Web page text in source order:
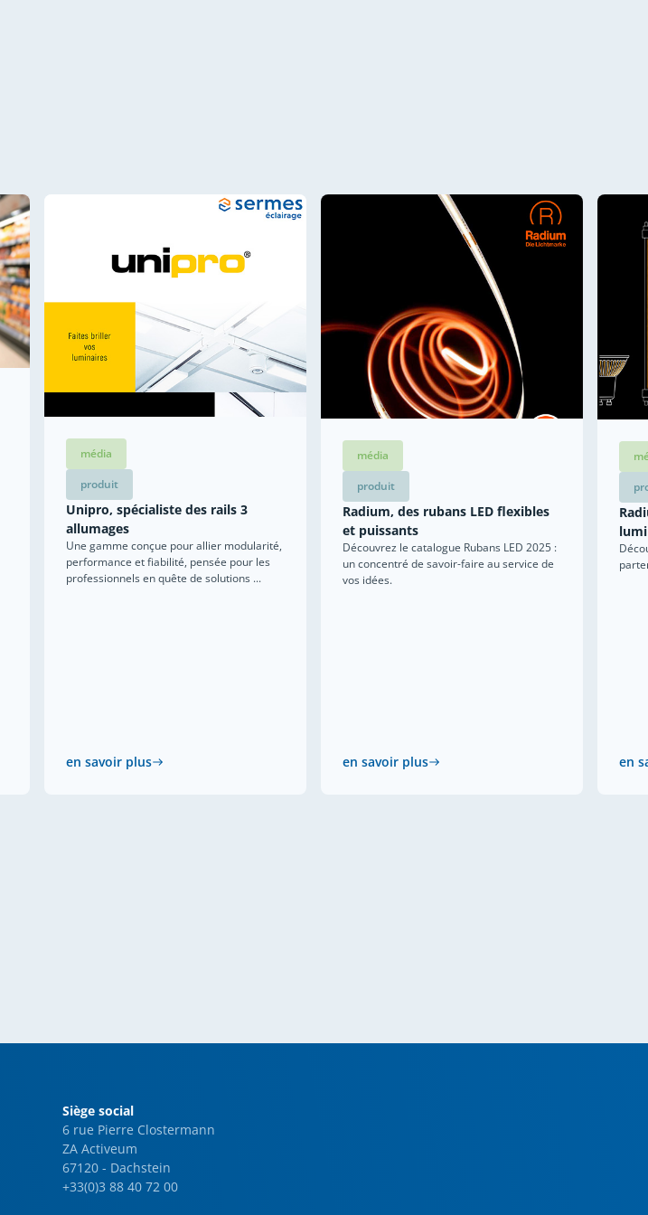
média
produit
Unipro, spécialiste des rails 3
allumages
Une gamme conçue pour allier modularité,
performance et fiabilité, pensée pour les
professionnels en quête de solutions ...
en savoir plus
média
produit
Radium, des rubans LED flexibles
et puissants
Découvrez le catalogue Rubans LED 2025 :
un concentré de savoir-faire au service de
vos idées.
en savoir plus en
Siège social
6 rue Pierre Clostermann
ZA Activeum
67120 - Dachstein
+33(0)3 88 40 72 00